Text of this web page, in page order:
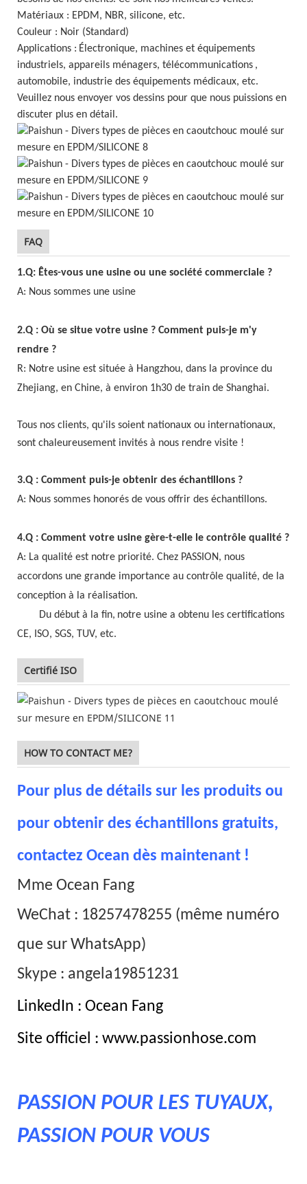
Matériaux : EPDM, NBR, silicone, etc.
Couleur : Noir (Standard)
Applications : Électronique, machines et équipements
industriels, appareils ménagers, télécommunications ,
automobile, industrie des équipements médicaux, etc.
Veuillez nous envoyer vos dessins pour que nous puissions en
discuter plus en détail.
FAQ
1.Q: Êtes-vous une usine ou une société commerciale ?
A: Nous sommes une usine
2.Q : Où se situe votre usine ? Comment puis-je m'y
rendre ?
R: Notre usine est située à Hangzhou, dans la province du
Zhejiang, en Chine, à environ 1h30 de train de Shanghai.
Tous nos clients, qu'ils soient nationaux ou internationaux,
sont chaleureusement invités à nous rendre visite !
3.Q : Comment puis-je obtenir des échantillons ?
A: Nous sommes honorés de vous offrir des échantillons.
4.Q : Comment votre usine gère-t-elle le contrôle qualité ?
A: La qualité est notre priorité. Chez PASSION, nous
accordons une grande importance au contrôle qualité, de la
conception à la réalisation.
Du début à la fin, notre usine a obtenu les certifications
CE, ISO, SGS, TUV, etc.
Certifié ISO
HOW TO CONTACT ME?
Pour plus de détails sur les produits ou
pour obtenir des échantillons gratuits,
contactez Ocean dès maintenant !
Mme Ocean Fang
WeChat : 18257478255 (même numéro
que sur WhatsApp)
Skype : angela19851231
LinkedIn : Ocean Fang
Site officiel : www.passionhose.com
PASSION POUR LES TUYAUX,
PASSION POUR VOUS